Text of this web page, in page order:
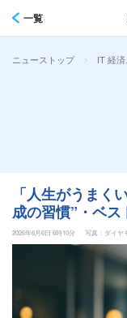
一覧
ニューストップ > IT 経済
「人生がうまく
成の習慣”・ベス
2026年6月6日 6時10分 写真：ダイヤ